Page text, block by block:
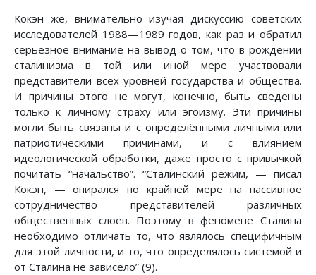
Кокэн же, внимательно изучая дискуссию советских
исследователей 1988—1989 годов, как раз и обратил
серьёзное внимание на вывод о том, что в рождении
сталинизма в той или иной мере участвовали
представители всех уровней государства и общества.
И причины этого не могут, конечно, быть сведены
только к личному страху или эгоизму. Эти причины
могли быть связаны и с определёнными личными или
патриотическими причинами, и с влиянием
идеологической обработки, даже просто с привычкой
почитать “начальство”. “Сталинский режим, — писал
Кокэн, — опирался по крайней мере на пассивное
сотрудничество представителей различных
общественных слоев. Поэтому в феномене Сталина
необходимо отличать то, что являлось специфичным
для этой личности, и то, что определялось системой и
от Сталина не зависело” (9).